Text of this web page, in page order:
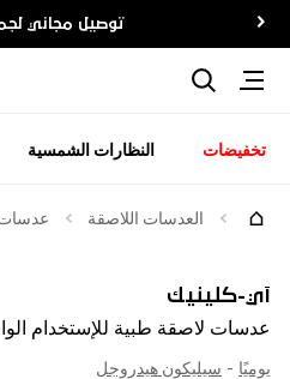
توصيل مجاني
تخفيضات النظارات الشمسية
العدسات اللاصقة عدسات
آي-كلينيك
عدسات لاصقة طبية للإستخدام الواحد -
يوميًا - سيليكون هيدروجل